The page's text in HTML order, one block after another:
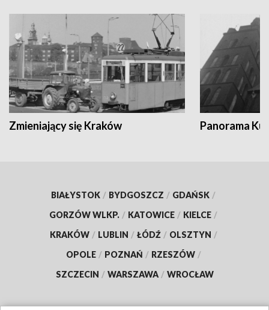
Zmieniający się Kraków Panorama
BIAŁYSTOK / BYDGOSZCZ / GDAŃSK /
GORZÓW WLKP. / KATOWICE / KIELCE /
KRAKÓW / LUBLIN / ŁÓDŹ / OLSZTYN /
OPOLE / POZNAŃ / RZESZÓW /
SZCZECIN / WARSZAWA / WROCŁAW